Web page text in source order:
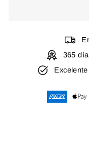
365